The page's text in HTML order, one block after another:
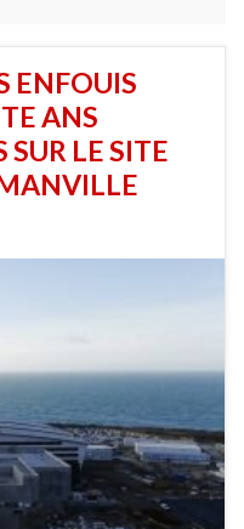
ENFOUIS
ANS
LE SITE